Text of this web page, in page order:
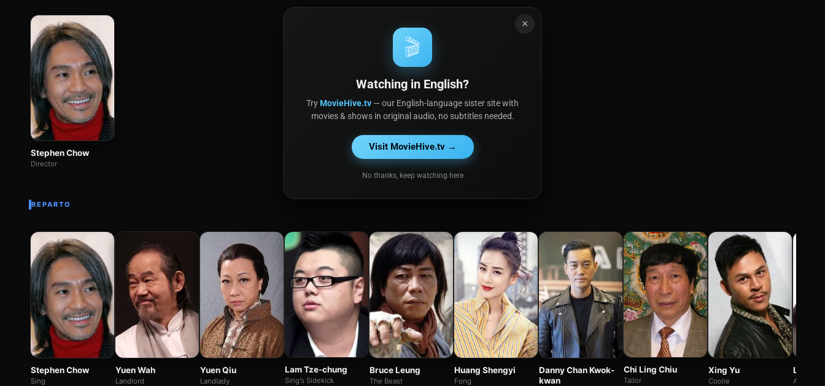
Stephen Chow
Director
REPARTO
Stephen Chow
Sing
Yuen Wah
Landlord
Yuen Qiu
Landlady
Lam Tze-chung
Sing's Sidekick
Bruce Leung
The Beast
Huang Shengyi
Fong
Danny Chan Kwok-
kwan
Chi Ling Chiu
Tailor
Xing Yu
Coolie
Lam
Axe
×
🎬
Watching in English?
TryMovieHive.tv — our English-language sister site with
movies & shows in original audio, no subtitles needed.
Visit MovieHive.tv →
No thanks, keep watching here